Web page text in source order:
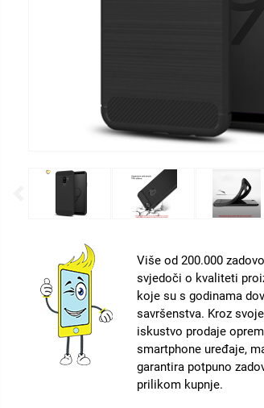
Više od 200.000
svjedoči o kvaliteti
koje su s godinama
savršenstva. Kroz
iskustvo prodaje
smartphone uređaje,
garantira potpuno
prilikom kupnje.
Najprodavanije - TOP 100
Unicorn kolekcija
Spigen maskice
Univerzalne futrole i
maskice
LCD Tablet
Adapteri za mobitel